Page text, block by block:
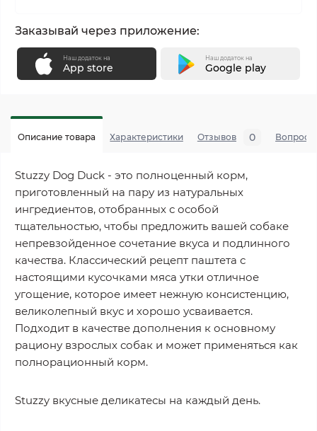
Заказывай через приложение:
Наш додаток на
App store
Наш додаток на
Google play
Описание товара Характеристики Отзывов 0 Вопросы
Stuzzy Dog Duck - это полноценный корм,
приготовленный на пару из натуральных
ингредиентов, отобранных с особой
тщательностью, чтобы предложить вашей собаке
непревзойденное сочетание вкуса и подлинного
качества. Классический рецепт паштета с
настоящими кусочками мяса утки отличное
угощение, которое имеет нежную консистенцию,
великолепный вкус и хорошо усваивается.
Подходит в качестве дополнения к основному
рациону взрослых собак и может применяться как
полнорационный корм.
Stuzzy вкусные деликатесы на каждый день.